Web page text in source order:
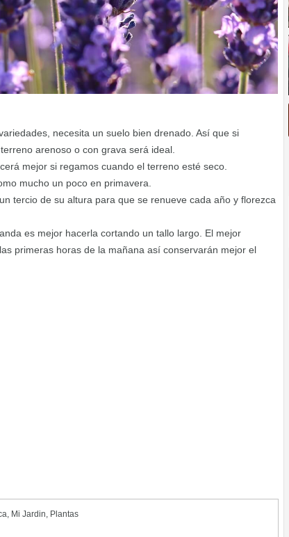
necesita un suelo bien drenado. Así que si
arenoso o con grava será ideal.
mejor si regamos cuando el terreno esté seco.
mucho un poco en primavera.
tercio de su altura para que se renueve cada año y florezca
es mejor hacerla cortando un tallo largo. El mejor
primeras horas de la mañana así conservarán mejor el
, Mi Jardin, Plantas